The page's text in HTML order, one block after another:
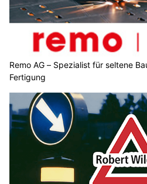
Remo AG – Spezialist für seltene
Fertigung